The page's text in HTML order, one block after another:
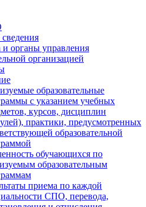
и органы управления
организацией
образовательные
с указанием учебных
курсов, дисциплин
практики, предусмотренных
образовательной
обучающихся по
образовательным
приема по каждой
СПО, перевода,